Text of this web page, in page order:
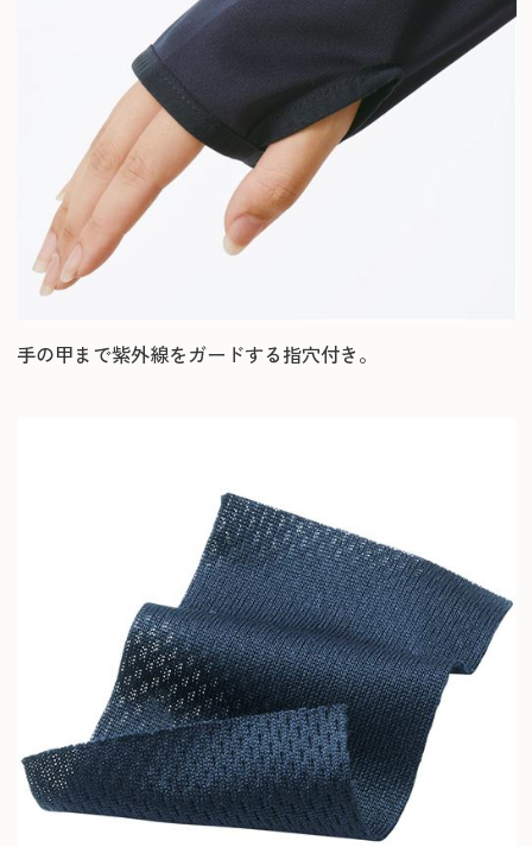
手の甲まで紫外線をガードする指穴付き。